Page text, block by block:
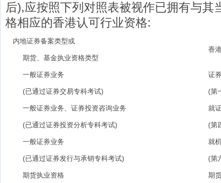
后),应按照下列对照表被视作已拥有与其
格相应的香港认可行业资格:
内地证券备案类型或
期货、基金执业资格类型
香港
一般证券业务
(已通过证券交易专科考试)
证券
(第一
一般证券业务、证券投资咨询业务
(已通过证券投资分析专科考试)
就证
(第四
一般证券业务
(已通过证券发行与承销专科考试)
就机
(第六
期货执业资格 期货